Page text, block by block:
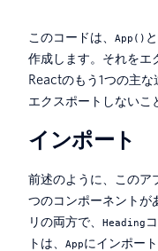
このコードは、 App()
作成します。それをエ
Reactのもう1つの主
エクスポートしないこ
インポート
前述のように、このア
つのコンポーネント
リの両方で、 Heading
トは、 Appにインポー